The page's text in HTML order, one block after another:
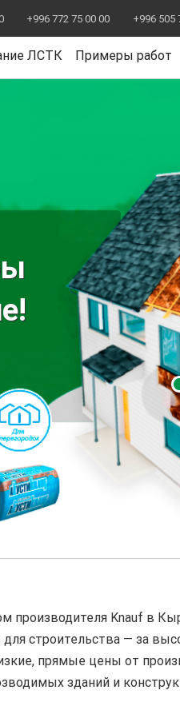
+996 772 75 00 00 +996 505
ЛСТК Примеры работ
производителя Knauf в
строительства — за
прямые цены от
зданий и